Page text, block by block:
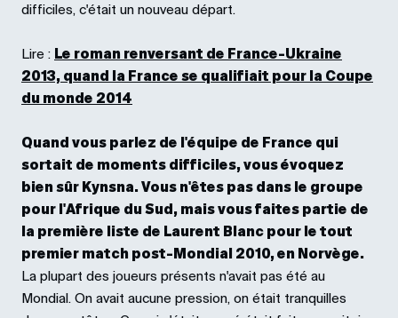
difficiles, c'était un nouveau départ.
Lire : Le roman renversant de France-Ukraine
2013, quand la France se qualifiait pour la Coupe
du monde 2014
Quand vous parlez de l'équipe de France qui
sortait de moments difficiles, vous évoquez
bien sûr Kynsna. Vous n'êtes pas dans le groupe
pour l'Afrique du Sud, mais vous faites partie de
la première liste de Laurent Blanc pour le tout
premier match post-Mondial 2010, en Norvège.
La plupart des joueurs présents n'avait pas été au
Mondial. On avait aucune pression, on était tranquilles